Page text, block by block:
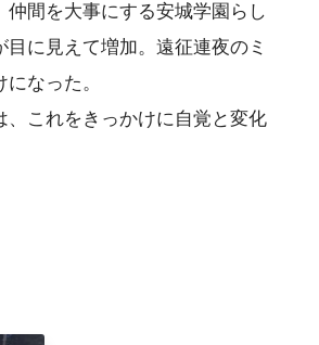
間を大事にする安城学園らし
に見えて増加。遠征連夜のミ
なった。
これをきっかけに自覚と変化